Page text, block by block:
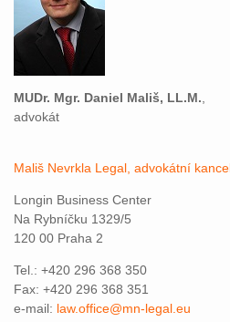
MUDr. Mgr. Daniel Mališ, LL.M.
advokát
Mališ Nevrkla Legal, advokátní
Longin Business Center
Na Rybníčku 1329/5
120 00 Praha 2
Tel.: +420 296 368 350
Fax: +420 296 368 351
e-mail: law.office@mn-legal.eu